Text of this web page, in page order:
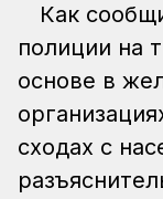
Как
полиции на
основе в
сходах с